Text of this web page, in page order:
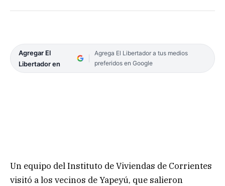
Agregar El
Libertador en
Agrega El Libertador a tus medios
preferidos en Google
Un equipo del Instituto de Viviendas de Corrientes
visitó a los vecinos de Yapeyú, que salieron